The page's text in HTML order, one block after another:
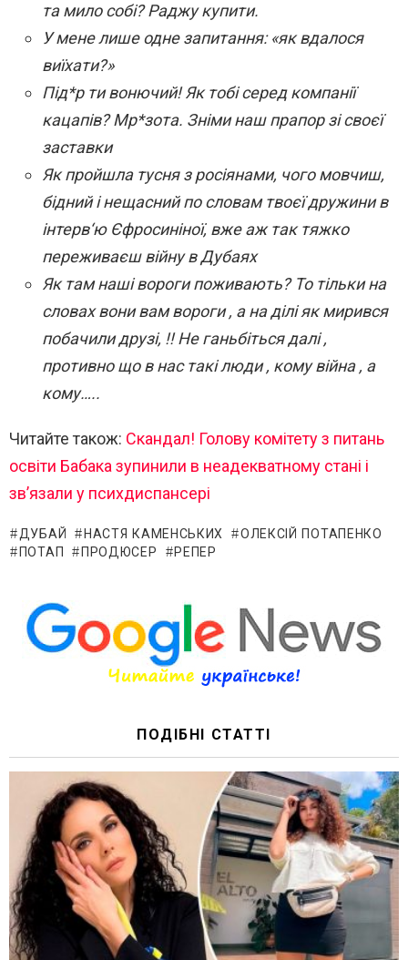
та мило собі? Раджу купити.
У мене лише одне запитання: «як вдалося
виїхати?»
Під*р ти вонючий! Як тобі серед компанії
кацапів? Мр*зота. Зніми наш прапор зі своєї
заставки
Як пройшла тусня з росіянами, чого мовчиш,
бідний і нещасний по словам твоєї дружини в
інтерв‘ю Єфросиніної, вже аж так тяжко
переживаєш війну в Дубаях
Як там наші вороги поживають? То тільки на
словах вони вам вороги , а на ділі як мирився
побачили друзі, !! Не ганьбіться далі ,
противно що в нас такі люди , кому війна , а
кому…..
Читайте також: Скандал! Голову комітету з питань
освіти Бабака зупинили в неадекватному стані і
зв’язали у психдиспансері
ДУБАЙ НАСТЯ КАМЕНСЬКИХ
ОЛЕКСІЙ ПОТАПЕНКО
ПОТАП
ПРОДЮСЕР РЕПЕР
ПОДІБНІ СТАТТІ